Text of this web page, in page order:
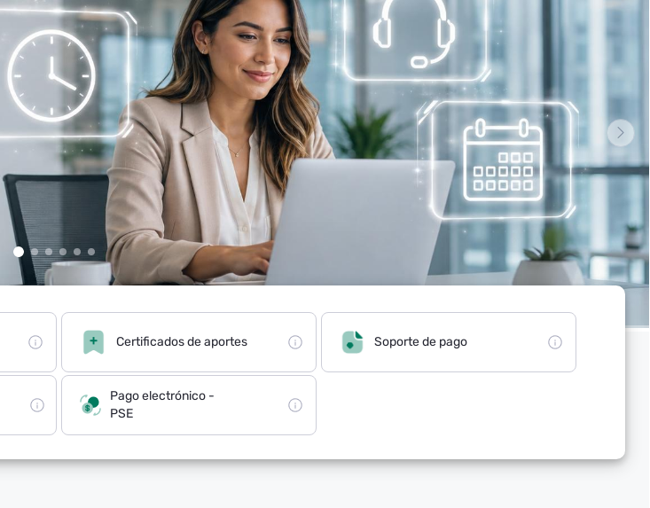
Certificados de aportes Soporte de pago
Pago electrónico -
PSE